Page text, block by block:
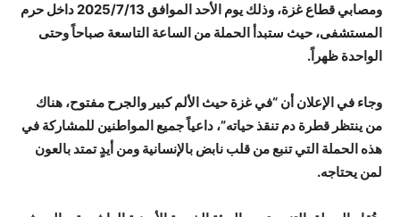
ومصابي قطاع غزة، وذلك يوم الأحد الموافق 2025/7/13 داخل حرم
المستشفى، حيث ستبدأ الحملة من الساعة التاسعة صباحاً وحتى
الواحدة ظهراً.
وجاء في الإعلان أن “في غزة حيث الألم كبير والجرح مفتوح، هناك
من ينتظر قطرة دم تنقذ حياته”، داعياً جميع المواطنين للمشاركة في
هذه الحملة التي تنبع من قلب نابض بالإنسانية ومن أيدٍ تمتد بالعون
لمن يحتاجه.